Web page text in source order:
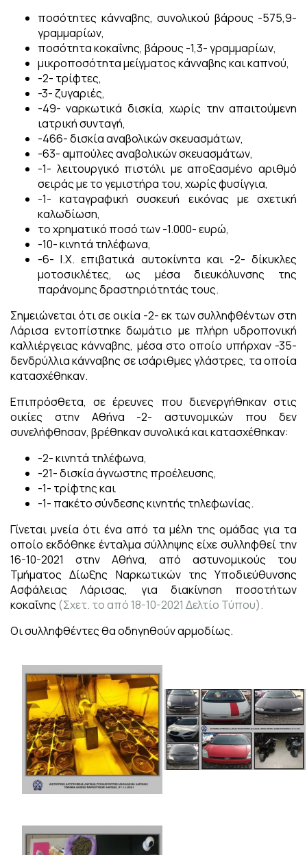
ποσότητες κάνναβης, συνολικού βάρους -575,9-
γραμμαρίων,
ποσότητα κοκαΐνης, βάρους -1,3- γραμμαρίων,
μικροποσότητα μείγματος κάνναβης και καπνού,
-2- τρίφτες,
-3- ζυγαριές,
-49- ναρκωτικά δισκία, χωρίς την απαιτούμενη
ιατρική συνταγή,
-466- δισκία αναβολικών σκευασμάτων,
-63- αμπούλες αναβολικών σκευασμάτων,
-1- λειτουργικό πιστόλι με αποξασμένο αριθμό
σειράς με το γεμιστήρα του, χωρίς φυσίγγια,
-1- καταγραφική συσκευή εικόνας με σχετική
καλωδίωση,
το χρηματικό ποσό των -1.000- ευρώ,
-10- κινητά τηλέφωνα,
-6- Ι.Χ. επιβατικά αυτοκίνητα και -2- δίκυκλες
μοτοσικλέτες, ως μέσα διευκόλυνσης της
παράνομης δραστηριότητάς τους.
Σημειώνεται ότι σε οικία -2- εκ των συλληφθέντων στη
Λάρισα εντοπίστηκε δωμάτιο με πλήρη υδροπονική
καλλιέργειας κάνναβης, μέσα στο οποίο υπήρχαν -35-
δενδρύλλια κάνναβης σε ισάριθμες γλάστρες, τα οποία
κατασχέθηκαν.
Επιπρόσθετα, σε έρευνες που διενεργήθηκαν στις
οικίες στην Αθήνα -2- αστυνομικών που δεν
συνελήφθησαν, βρέθηκαν συνολικά και κατασχέθηκαν:
-2- κινητά τηλέφωνα,
-21- δισκία άγνωστης προέλευσης,
-1- τρίφτης και
-1- πακέτο σύνδεσης κινητής τηλεφωνίας.
Γίνεται μνεία ότι ένα από τα μέλη της ομάδας για τα
οποίο εκδόθηκε ένταλμα σύλληψης είχε συλληφθεί την
16-10-2021 στην Αθήνα, από αστυνομικούς του
Τμήματος Δίωξης Ναρκωτικών της Υποδιεύθυνσης
Ασφάλειας Λάρισας, για διακίνηση ποσοτήτων
κοκαΐνης (Σχετ. το από 18-10-2021 Δελτίο Τύπου).
Οι συλληφθέντες θα οδηγηθούν αρμοδίως.